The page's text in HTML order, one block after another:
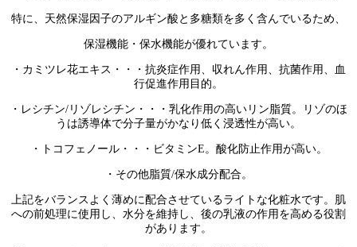
特に、天然保湿因子のアルギン酸と多糖類を多く含んでいるため、
保湿機能・保水機能が優れています。
・カミツレ花エキス・・・抗炎症作用、収れん作用、抗菌作用、血
行促進作用目的。
・レシチン/リゾレシチン・・・乳化作用の高いリン脂質。リゾのほ
うは誘導体で分子量がかなり低く浸透性が高い。
・トコフェノール・・・ビタミンE。酸化防止作用が高い。
・その他脂質/保水成分配合。
上記をバランスよく薄めに配合させているライトな化粧水です。肌
への前処理に使用し、水分を維持し、後の乳液の作用を高める役割
があります。